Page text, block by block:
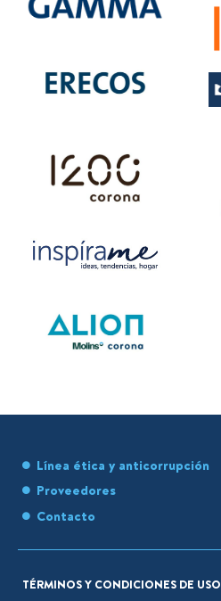
Línea ética y anticorrupción
Proveedores
Contacto
TÉRMINOS Y CONDICIONES DE USO